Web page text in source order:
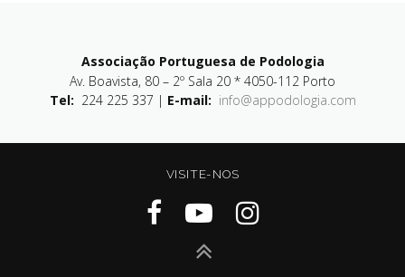
Associação Portuguesa de Podologia
Av. Boavista, 80 – 2º Sala 20 * 4050-112 Porto
Tel: 224 225 337 | E-mail: info@appodologia.com
VISITE-NOS